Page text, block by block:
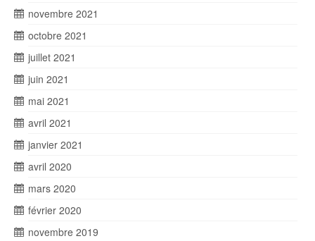
novembre 2021
octobre 2021
juillet 2021
juin 2021
mai 2021
avril 2021
janvier 2021
avril 2020
mars 2020
février 2020
novembre 2019